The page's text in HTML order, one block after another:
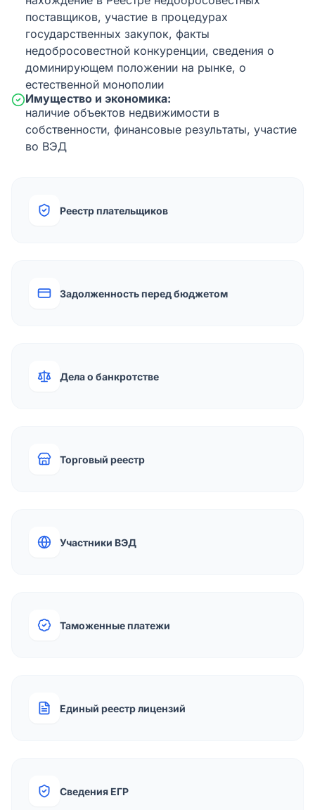
поставщиков, участие в процедурах
государственных закупок, факты
недобросовестной конкуренции, сведения о
доминирующем положении на рынке, о
естественной монополии
Имущество и экономика:
наличие объектов недвижимости в
собственности, финансовые результаты, участие
во ВЭД
Реестр плательщиков
Задолженность перед бюджетом
Дела о банкротстве
Торговый реестр
Участники ВЭД
Таможенные платежи
Единый реестр лицензий
Сведения ЕГР